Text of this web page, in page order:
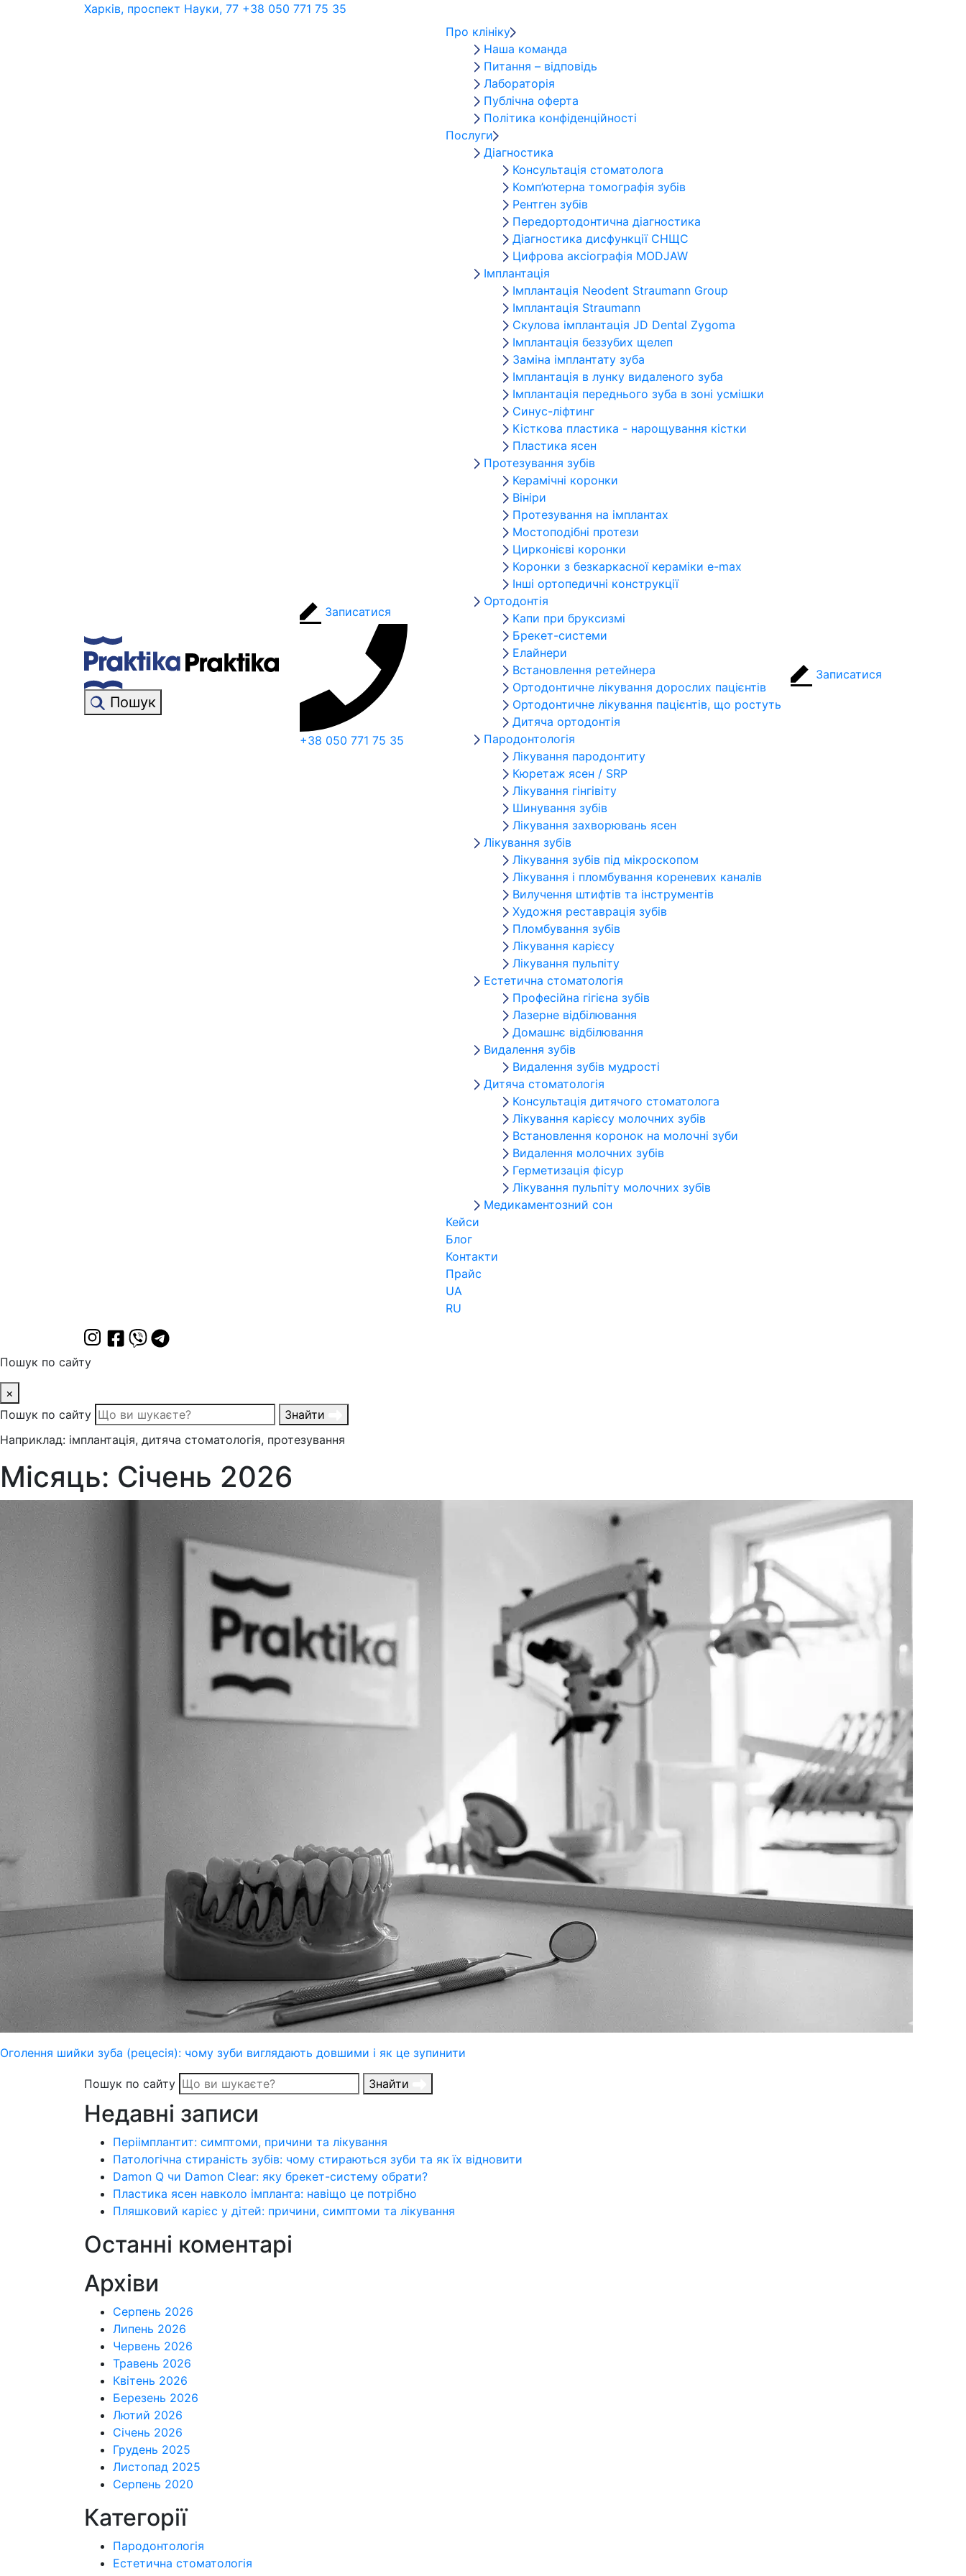
Харків, проспект Науки, 77 +38 050 771 75 35
Пошук
Записатися
+38 050 771 75 35
Про клініку
Наша команда
Питання – відповідь
Лабораторія
Публічна оферта
Політика конфіденційності
Послуги
Діагностика
Консультація стоматолога
Комп’ютерна томографія зубів
Рентген зубів
Передортодонтична діагностика
Діагностика дисфункції СНЩС
Цифрова аксіографія MODJAW
Імплантація
Імплантація Neodent Straumann Group
Імплантація Straumann
Скулова імплантація JD Dental Zygoma
Імплантація беззубих щелеп
Заміна імплантату зуба
Імплантація в лунку видаленого зуба
Імплантація переднього зуба в зоні усмішки
Синус-ліфтинг
Кісткова пластика - нарощування кістки
Пластика ясен
Протезування зубів
Керамічні коронки
Вініри
Протезування на імплантах
Мостоподібні протези
Цирконієві коронки
Коронки з безкаркасної кераміки e-max
Інші ортопедичні конструкції
Ортодонтія
Капи при бруксизмі
Брекет-системи
Елайнери
Встановлення ретейнера
Ортодонтичне лікування дорослих пацієнтів
Ортодонтичне лікування пацієнтів, що ростуть
Дитяча ортодонтія
Пародонтологія
Лікування пародонтиту
Кюретаж ясен / SRP
Лікування гінгівіту
Шинування зубів
Лікування захворювань ясен
Лікування зубів
Лікування зубів під мікроскопом
Лікування і пломбування кореневих каналів
Вилучення штифтів та інструментів
Художня реставрація зубів
Пломбування зубів
Лікування карієсу
Лікування пульпіту
Естетична стоматологія
Професійна гігієна зубів
Лазерне відбілювання
Домашнє відбілювання
Видалення зубів
Видалення зубів мудрості
Дитяча стоматологія
Консультація дитячого стоматолога
Лікування карієсу молочних зубів
Встановлення коронок на молочні зуби
Видалення молочних зубів
Герметизація фісур
Лікування пульпіту молочних зубів
Медикаментозний сон
Кейси
Блог
Контакти
Прайс
UA
RU
Записатися
Пошук по сайту
×
Пошук по сайту
Знайти
Наприклад: імплантація, дитяча стоматологія, протезування
Місяць: Січень 2026
Оголення шийки зуба (рецесія): чому зуби виглядають довшими і як це зупинити
Пошук по сайту Знайти
Недавні записи
Періімплантит: симптоми, причини та лікування
Патологічна стираність зубів: чому стираються зуби та як їх відновити
Damon Q чи Damon Clear: яку брекет-систему обрати?
Пластика ясен навколо імпланта: навіщо це потрібно
Пляшковий карієс у дітей: причини, симптоми та лікування
Останні коментарі
Архіви
Серпень 2026
Липень 2026
Червень 2026
Травень 2026
Квітень 2026
Березень 2026
Лютий 2026
Січень 2026
Грудень 2025
Листопад 2025
Серпень 2020
Категорії
Пародонтологія
Естетична стоматологія